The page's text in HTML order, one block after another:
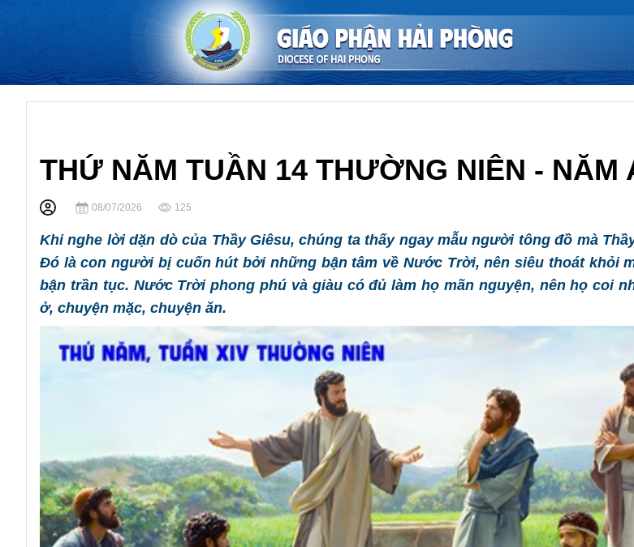
THỨ NĂM TUẦN 14 THƯỜNG NIÊN - NĂM
08/07/2026 125
Khi nghe lời dặn dò của Thầy Giêsu, chúng ta thấy ngay mẫu người tông đồ mà
Đó là con người bị cuốn hút bởi những bận tâm về Nước Trời, nên siêu thoát khỏi
bận trần tục. Nước Trời phong phú và giàu có đủ làm họ mãn nguyện, nên họ coi
ở, chuyện mặc, chuyện ăn.